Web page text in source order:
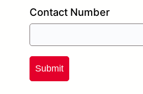
Contact Number
Submit